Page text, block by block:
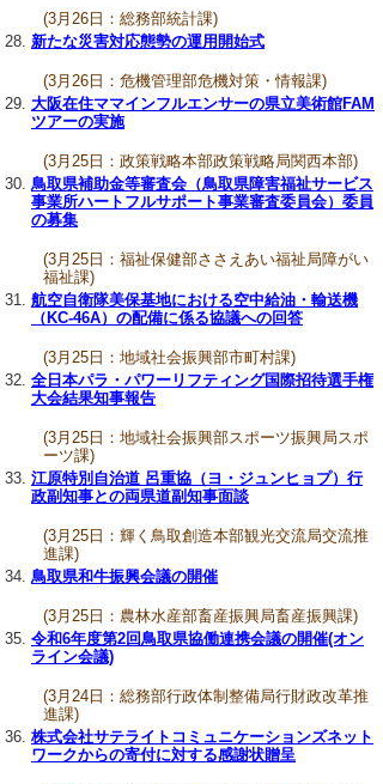
(3月26日：総務部統計課)
新たな災害対応態勢の運用開始式
(3月26日：危機管理部危機対策・情報課)
大阪在住ママインフルエンサーの県立美術館FAM
ツアーの実施
(3月25日：政策戦略本部政策戦略局関西本部)
鳥取県補助金等審査会（鳥取県障害福祉サービス
事業所ハートフルサポート事業審査委員会）委員
の募集
(3月25日：福祉保健部ささえあい福祉局障がい
福祉課)
航空自衛隊美保基地における空中給油・輸送機
（KC-46A）の配備に係る協議への回答
(3月25日：地域社会振興部市町村課)
全日本パラ・パワーリフティング国際招待選手権
大会結果知事報告
(3月25日：地域社会振興部スポーツ振興局スポ
ーツ課)
江原特別自治道 呂重協（ヨ・ジュンヒョプ）行
政副知事との両県道副知事面談
(3月25日：輝く鳥取創造本部観光交流局交流推
進課)
鳥取県和牛振興会議の開催
(3月25日：農林水産部畜産振興局畜産振興課)
令和6年度第2回鳥取県協働連携会議の開催(オン
ライン会議)
(3月24日：総務部行政体制整備局行財政改革推
進課)
株式会社サテライトコミュニケーションズネット
ワークからの寄付に対する感謝状贈呈